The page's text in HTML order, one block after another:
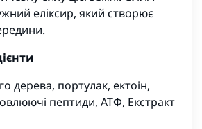
еліксир, який створює
дерева, портулак, ектоін,
пептиди, АТФ, Екстракт